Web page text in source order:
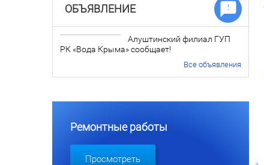
ОБЪЯВЛЕНИЕ
Алуштинский филиал ГУП
РК «Вода Крыма» сообщает!
Все объявления
Ремонтные работы
Просмотреть